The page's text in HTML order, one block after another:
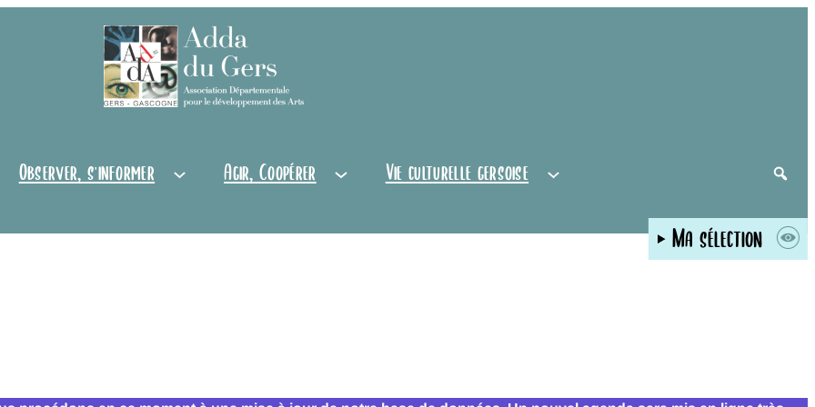
Observer, s'informer Agir, Coopérer Vie culturelle gersoise
Ma sélection